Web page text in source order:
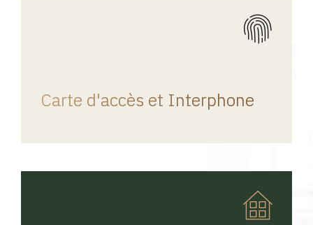
Carte d'accès et Interphone